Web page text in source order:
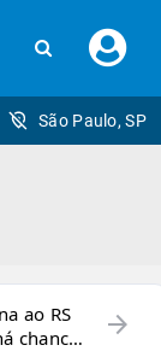
seu
São Paulo, SP
ao RS
chance
arrow_forward